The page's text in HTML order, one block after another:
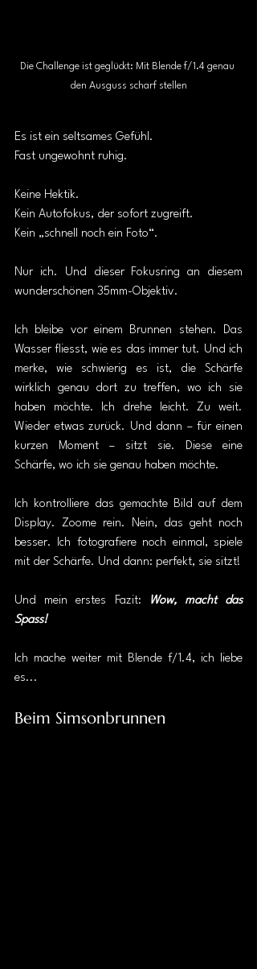
Die Challenge ist geglückt: Mit Blende f/1.4 genau
den Ausguss scharf stellen
Es ist ein seltsames Gefühl.
Fast ungewohnt ruhig.
Keine Hektik.
Kein Autofokus, der sofort zugreift.
Kein „schnell noch ein Foto“.
Nur ich. Und dieser Fokusring an diesem
wunderschönen 35mm-Objektiv.
Ich bleibe vor einem Brunnen stehen. Das
Wasser fliesst, wie es das immer tut. Und ich
merke, wie schwierig es ist, die Schärfe
wirklich genau dort zu treffen, wo ich sie
haben möchte. Ich drehe leicht. Zu weit.
Wieder etwas zurück. Und dann – für einen
kurzen Moment – sitzt sie. Diese eine
Schärfe, wo ich sie genau haben möchte.
Ich kontrolliere das gemachte Bild auf dem
Display. Zoome rein. Nein, das geht noch
besser. Ich fotografiere noch einmal, spiele
mit der Schärfe. Und dann: perfekt, sie sitzt!
Und mein erstes Fazit:
Wow, macht das
Spass!
Ich mache weiter mit Blende f/1.4, ich liebe
es...
Beim Simsonbrunnen